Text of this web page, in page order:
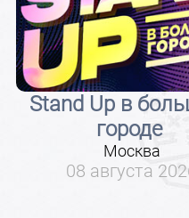
Stand Up в
городе
Москва
08 августа